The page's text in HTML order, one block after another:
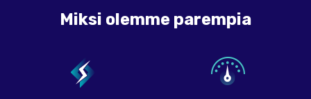
Miksi olemme parempia